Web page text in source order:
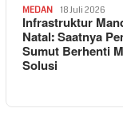
MEDAN 18 Juli 2026
Infrastruktur
Natal: Saatnya
Sumut Berhenti
Solusi